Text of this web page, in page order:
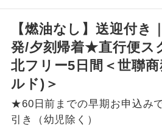
【燃油なし】送迎付き
発/夕刻帰着★直行便ス
北フリー5日間＜世聯
ルド)＞
★60日前までの早期お申込み
引き（幼児除く）
新千歳空港
大人（12歳以上）3,000円
歳未満）1,500円
【旅客保安サービス料】
新千歳空港
大人（12歳以上）650円、
追加代金にて各地発着あり
当ツアーは日程表に記載の
なく、各地より下記追加代
鉄道などを利用しご参加い
ご同行者様が異なる発着
は、当社予約センターまで
現地到着後、
たします。
バスガイド乗
務
バスガイドが
があります。
新コース